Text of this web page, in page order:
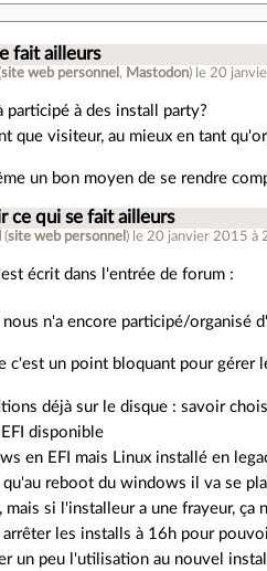
fait ailleurs
site web personnel , Mastodon) le 20
participé à des install party?
que visiteur, au mieux en tant
un bon moyen de se rendre
ce qui se fait ailleurs
(site web personnel ) le 20 janvier 2015 à
écrit dans l'entrée de forum :
nous n'a encore participé/organisé
c'est un point bloquant pour gérer
déjà sur le disque : savoir
disponible
en EFI mais Linux installé en
reboot du windows il va se
mais si l'installeur a une frayeur,
les installs à 16h pour
un peu l'utilisation au nouvel